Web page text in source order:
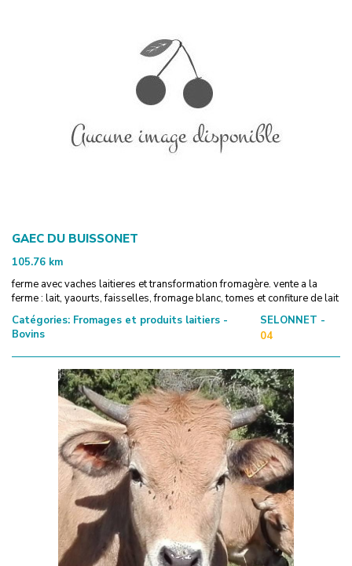
GAEC DU BUISSONET
105.76 km
ferme avec vaches laitieres et transformation fromagère. vente a la
ferme : lait, yaourts, faisselles, fromage blanc, tomes et confiture de lait
Catégories: Fromages et produits laitiers -
Bovins
SELONNET -
04